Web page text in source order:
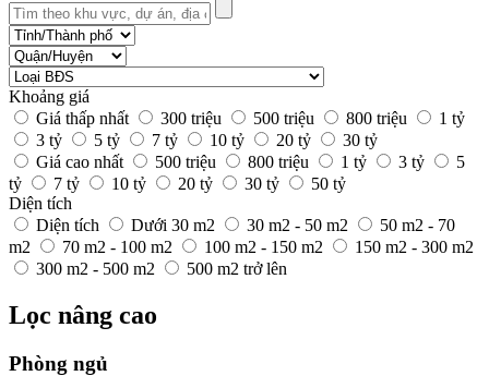
Khoảng giá
Giá thấp nhất
300 triệu 500 triệu 800 triệu
1 tỷ
3 tỷ
5 tỷ 7 tỷ 10 tỷ 20 tỷ
30 tỷ
Giá cao nhất
500 triệu 800 triệu 1 tỷ 3 tỷ
5
tỷ
7 tỷ 10 tỷ 20 tỷ 30 tỷ
50 tỷ
Diện tích
Diện tích
Dưới 30 m2 30 m2 - 50 m2
50 m2 - 70
m2
70 m2 - 100 m2 100 m2 - 150 m2
150 m2 - 300 m2
300 m2 - 500 m2
500 m2 trở lên
Lọc nâng cao
Phòng ngủ